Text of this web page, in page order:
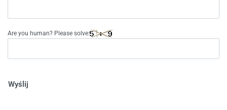
Are you human? Please solve:
Wyślij